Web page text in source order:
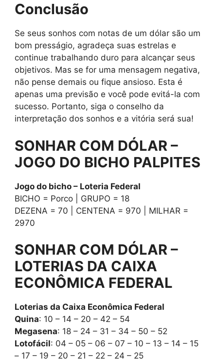
Conclusão
Se seus sonhos com notas de um dólar são um
bom presságio, agradeça suas estrelas e
continue trabalhando duro para alcançar seus
objetivos. Mas se for uma mensagem negativa,
não pense demais ou fique ansioso. Esta é
apenas uma previsão e você pode evitá-la com
sucesso. Portanto, siga o conselho da
interpretação dos sonhos e a vitória será sua!
SONHAR COM DÓLAR –
JOGO DO BICHO PALPITES
Jogo do bicho – Loteria Federal
BICHO = Porco | GRUPO = 18
DEZENA = 70 | CENTENA = 970 | MILHAR =
2970
SONHAR COM DÓLAR –
LOTERIAS DA CAIXA
ECONÔMICA FEDERAL
Loterias da Caixa Econômica Federal
Quina: 10 – 14 – 20 – 42 – 54
Megasena: 18 – 24 – 31 – 34 – 50 – 52
Lotofácil: 04 – 05 – 06 – 07 – 10 – 13 – 14 – 15
– 17 – 19 – 20 – 21 – 22 – 24 – 25